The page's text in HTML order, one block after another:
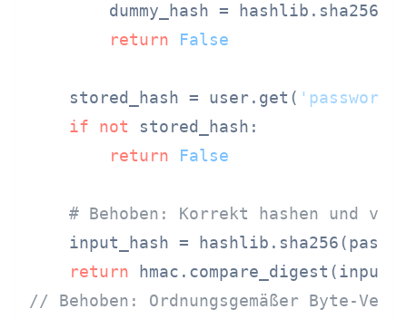
dummy_hash =
return
False
    stored_hash = user.get(
if
not stored_hash:
return
False
# Behoben: Korrekt hashen und
input_hash =
return
// Behoben: Ordnungsgemäßer Byte-